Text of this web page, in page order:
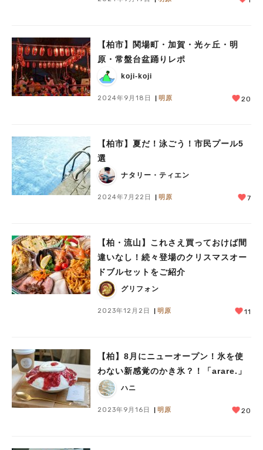
【柏市】関場町・加賀・光ヶ丘・明
原・常盤台盆踊りレポ
koji-koji
2024年9月18日 明原 20
【柏市】夏だ！泳ごう！市民プール5
選
ナタリー・ティエン
2024年7月22日 明原 7
【柏・流山】これさえ買っておけば間
違いなし！続々登場のクリスマスオー
ドブルセットをご紹介
グリフォン
2023年12月2日 明原 11
【柏】8月にニューオープン！氷を使
わない新感覚のかき氷？！「arare.」
ハニ
2023年9月16日 明原 20